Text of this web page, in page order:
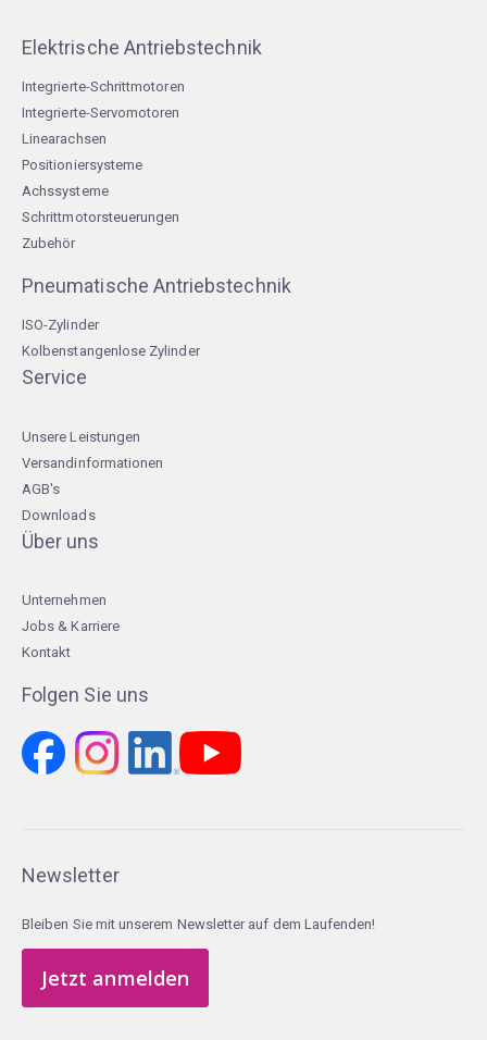
Elektrische Antriebstechnik
Integrierte-Schrittmotoren
Integrierte-Servomotoren
Linearachsen
Positioniersysteme
Achssysteme
Schrittmotorsteuerungen
Zubehör
Pneumatische Antriebstechnik
ISO-Zylinder
Kolbenstangenlose Zylinder
Service
Unsere Leistungen
Versandinformationen
AGB's
Downloads
Über uns
Unternehmen
Jobs & Karriere
Kontakt
Folgen Sie uns
Newsletter
Bleiben Sie mit unserem Newsletter auf dem Laufenden!
Jetzt anmelden